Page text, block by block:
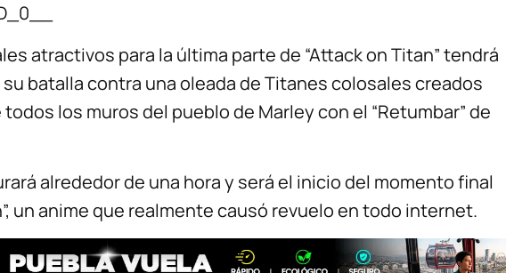
atractivos para la última parte de “Attack on Titan” tendrá
su batalla contra una oleada de Titanes colosales creados
los muros del pueblo de Marley con el “Retumbar” de
alrededor de una hora y será el inicio del momento final
un anime que realmente causó revuelo en todo internet.